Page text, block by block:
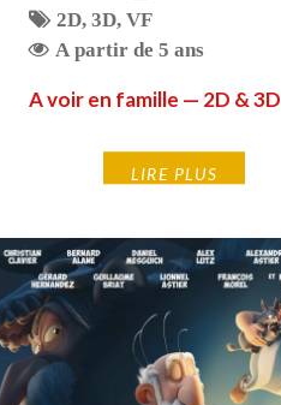
2D,3D,VF
A partir de 5 ans
A voir en famille — 2D & 3D
LIRE PLUS